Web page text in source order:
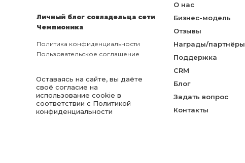
Поддержка
CRM
Блог
О нас
Отзывы
Бизнес-модель
Награды/партнёры
Задать вопрос
Политика конфиденциальности
Пользовательское соглашение
Личный блог совладельца сети
Чемпионика
Контакты
Оставаясь на сайте, вы даёте
своё согласие на
использование cookie в
соответствии с Политикой
конфиденциальности